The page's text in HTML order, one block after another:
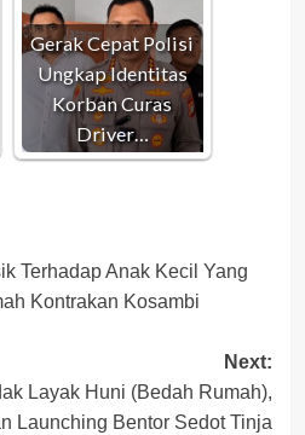
Gerak Cepat Polisi
Ungkap Identitas
Korban Curas
Driver…
Terhadap Anak Kecil Yang
Kontrakan Kosambi
Next:
Layak Huni (Bedah Rumah),
Launching Bentor Sedot Tinja